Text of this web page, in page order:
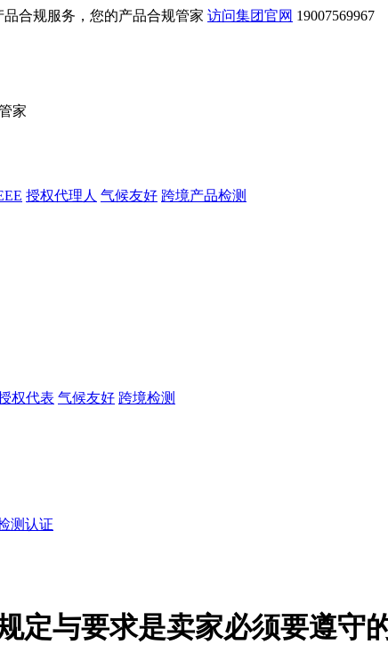
合规服务，您的产品合规管家 访问集团官网 19007569967
家
授权代理人 气候友好 跨境产品检测
权代表 气候友好 跨境检测
测认证
定与要求是卖家必须要遵守